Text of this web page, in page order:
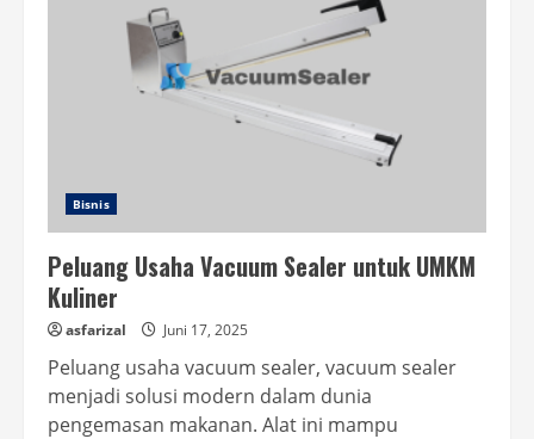
Bisnis
Peluang Usaha Vacuum Sealer untuk UMKM
Kuliner
asfarizal Juni 17, 2025
Peluang usaha vacuum sealer, vacuum sealer
menjadi solusi modern dalam dunia
pengemasan makanan. Alat ini mampu